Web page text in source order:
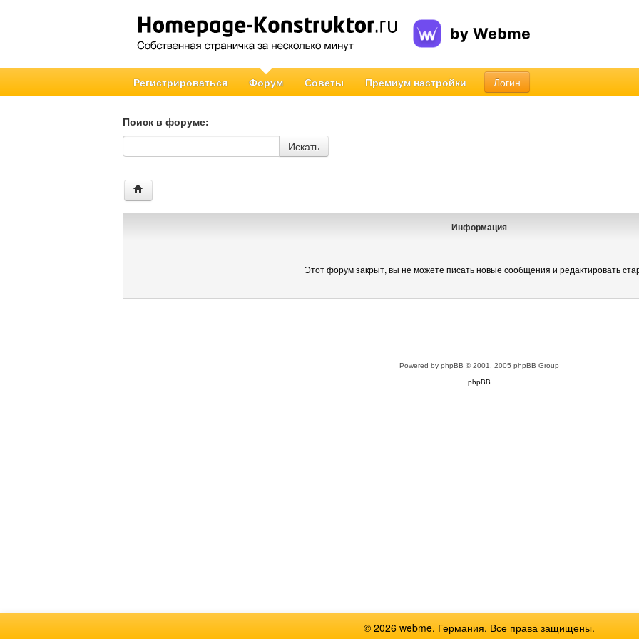
Регистрироваться Форум Советы Премиум настройки Логин
Поиск в форуме:
Поиск в форуме
Искать
Информация
Этот форум закрыт, вы не можете писать новые сообщения и редактировать
Powered by phpBB © 2001, 2005 phpBB Group
phpBB
© 2026 webme, Германия. Все права защищены.